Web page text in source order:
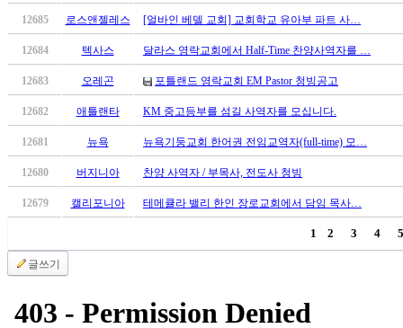
12685 로스앤젤레스 [얼바인 베델 교회] 교회학교 유아부 파트 사…
12684 텍사스 달라스 영락교회에서 Half-Time 찬양사역자를 …
12683 오레곤 포틀랜드 영락교회 EM Pastor 청빙공고
12682 애틀랜타 KM 중고등부를 섬길 사역자를 모십니다.
12681 뉴욕 뉴욕기둥교회 한어권 전임교역자(full-time) 모…
12680 버지니아 찬양 사역자 / 부목사, 전도사 청빙
12679 캘리포니아 테메큘라 밸리 한인 장로교회에서 담임 목사…
1 2 3 4 5
글쓰기